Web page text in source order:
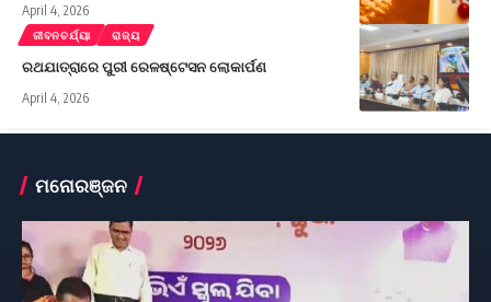
April 4, 2026
ଜୀବନଚର୍ଯ୍ୟା ରାଜ୍ୟ
ରଥଯାତ୍ରାରେ ପୁରୀ ରେଳଷ୍ଟେସନ ଲୋକାର୍ପଣ
April 4, 2026
ମନୋରଞ୍ଜନ